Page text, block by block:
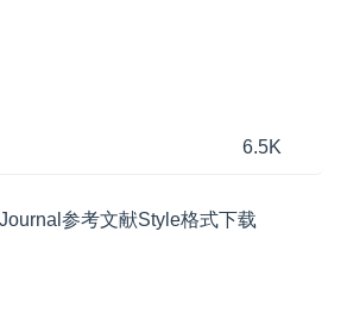
6.5K
参考文献Style格式下载